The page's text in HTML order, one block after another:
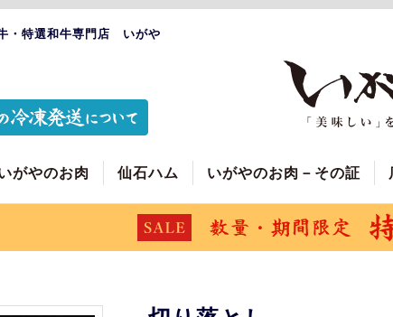
・特選和牛専門店 いがや
がやのお肉 仙石ハム いがやのお肉－その証